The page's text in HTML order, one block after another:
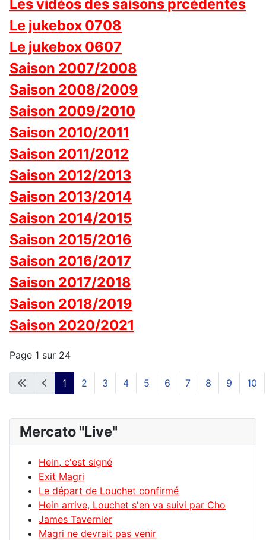
Les vidéos des saisons prcédentes
Le jukebox 0708
Le jukebox 0607
Saison 2007/2008
Saison 2008/2009
Saison 2009/2010
Saison 2010/2011
Saison 2011/2012
Saison 2012/2013
Saison 2013/2014
Saison 2014/2015
Saison 2015/2016
Saison 2016/2017
Saison 2017/2018
Saison 2018/2019
Saison 2020/2021
Page 1 sur 24
1 2 3 4 5 6 7 8 9 10
Mercato "Live"
Hein, c'est signé
Exit Magri
Le départ de Louchet confirmé
Hein arrive, Louchet s'en va suivi par Cho
James Tavernier
Magri ne devrait pas venir